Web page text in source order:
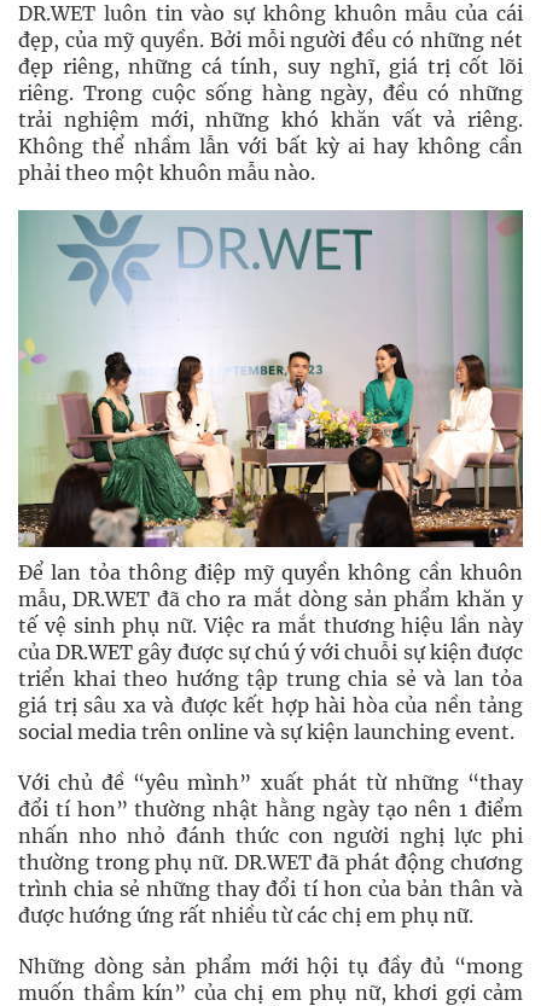
DR.WET luôn tin vào sự không khuôn mẫu của cái
đẹp, của mỹ quyền. Bởi mỗi người đều có những nét
đẹp riêng, những cá tính, suy nghĩ, giá trị cốt lõi
riêng. Trong cuộc sống hàng ngày, đều có những
trải nghiệm mới, những khó khăn vất vả riêng.
Không thể nhầm lẫn với bất kỳ ai hay không cần
phải theo một khuôn mẫu nào.
Để lan tỏa thông điệp mỹ quyền không cần khuôn
mẫu, DR.WET đã cho ra mắt dòng sản phẩm khăn y
tế vệ sinh phụ nữ. Việc ra mắt thương hiệu lần này
của DR.WET gây được sự chú ý với chuỗi sự kiện được
triển khai theo hướng tập trung chia sẻ và lan tỏa
giá trị sâu xa và được kết hợp hài hòa của nền tảng
social media trên online và sự kiện launching event.
Với chủ đề “yêu mình” xuất phát từ những “thay
đổi tí hon” thường nhật hằng ngày tạo nên 1 điểm
nhấn nho nhỏ đánh thức con người nghị lực phi
thường trong phụ nữ. DR.WET đã phát động chương
trình chia sẻ những thay đổi tí hon của bản thân và
được hướng ứng rất nhiều từ các chị em phụ nữ.
Những dòng sản phẩm mới hội tụ đầy đủ “mong
muốn thầm kín” của chị em phụ nữ, khơi gợi cảm